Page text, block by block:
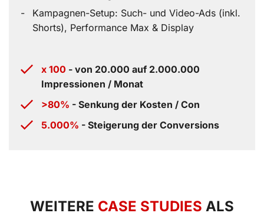
Kampagnen-Setup: Such- und Video-Ads (inkl.
Shorts), Performance Max & Display
x 100 - von 20.000 auf 2.000.000
Impressionen / Monat
>80% - Senkung der Kosten / Con
5.000% - Steigerung der Conversions
WEITERE CASE STUDIES ALS